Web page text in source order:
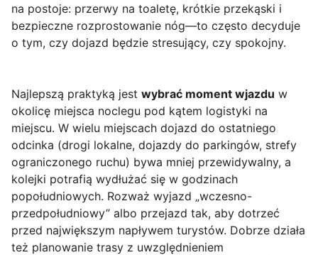
na postoje: przerwy na toaletę, krótkie przekąski i
bezpieczne rozprostowanie nóg—to często decyduje
o tym, czy dojazd będzie stresujący, czy spokojny.
Najlepszą praktyką jest wybrać moment wjazdu w
okolicę miejsca noclegu pod kątem logistyki na
miejscu. W wielu miejscach dojazd do ostatniego
odcinka (drogi lokalne, dojazdy do parkingów, strefy
ograniczonego ruchu) bywa mniej przewidywalny, a
kolejki potrafią wydłużać się w godzinach
popołudniowych. Rozważ wyjazd „wczesno-
przedpołudniowy” albo przejazd tak, aby dotrzeć
przed największym napływem turystów. Dobrze działa
też planowanie trasy z uwzględnieniem